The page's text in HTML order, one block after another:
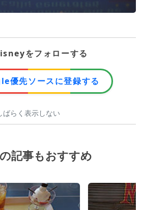
をフォローする
優先ソースに登録する
ばらく表示しない
記事もおすすめ